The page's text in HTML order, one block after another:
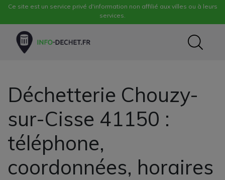
Ce site est un service privé d'information non affilié aux villes ou à leurs
services.
Déchetterie Chouzy-
sur-Cisse 41150 :
téléphone,
coordonnées, horaires